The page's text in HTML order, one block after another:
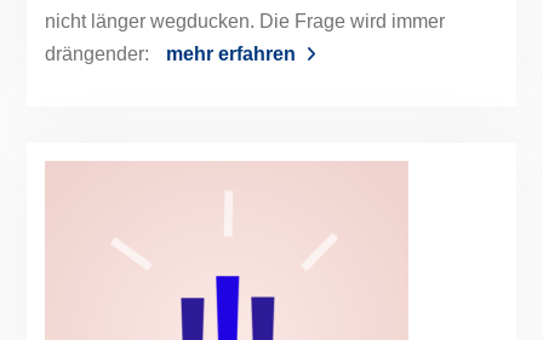
nicht länger wegducken. Die Frage wird immer
drängender:
mehr erfahren